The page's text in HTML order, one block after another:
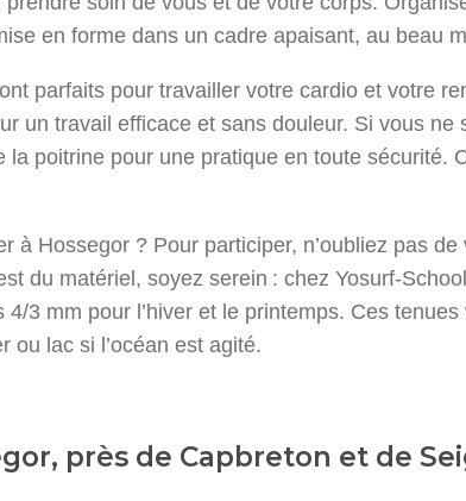
en forme dans un cadre apaisant, au beau
parfaits pour travailler votre cardio et votre
un travail efficace et sans douleur. Si vous ne
poitrine pour une pratique en toute sécurité.
à Hossegor ? Pour participer, n’oubliez pas
du matériel, soyez serein : chez Yosurf-
3 mm pour l’hiver et le printemps. Ces
ou lac si l’océan est agité.
près de Capbreton et de